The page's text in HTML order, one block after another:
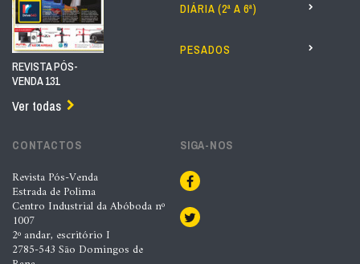
REVISTA PÓS-
VENDA 131
Ver todas
DIÁRIA (2ª A 6ª)
PESADOS
CONTACTOS
Revista Pós-Venda
Estrada de Polima
Centro Industrial da Abóboda nº
1007
2º andar, escritório I
2785-543 São Domingos de
SIGA-NOS